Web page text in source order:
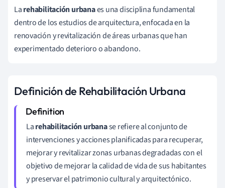
Larehabilitación urbanaes una disciplina fundamental
dentro de los estudios de arquitectura, enfocada en la
renovación y revitalización de áreas urbanas que han
experimentado deterioro o abandono.
Definición de Rehabilitación Urbana
Larehabilitación urbanase refiere al conjunto de
intervenciones y acciones planificadas para recuperar,
mejorar y revitalizar zonas urbanas degradadas con el
objetivo de mejorar la calidad de vida de sus habitantes
y preservar el patrimonio cultural y arquitectónico.